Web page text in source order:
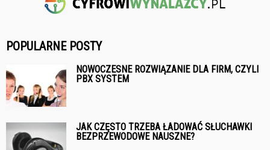
POPULARNE POSTY
NOWOCZESNE ROZWIĄZANIE DLA FIRM, CZYLI
PBX SYSTEM
JAK CZĘSTO TRZEBA ŁADOWAĆ SŁUCHAWKI
BEZPRZEWODOWE NAUSZNE?